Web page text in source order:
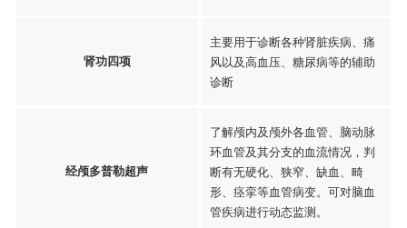
肾功四项
主要用于诊断各种肾脏疾病、痛
风以及高血压、糖尿病等的辅助
诊断
经颅多普勒超声
了解颅内及颅外各血管、脑动脉
环血管及其分支的血流情况，判
断有无硬化、狭窄、缺血、畸
形、痉挛等血管病变。可对脑血
管疾病进行动态监测。